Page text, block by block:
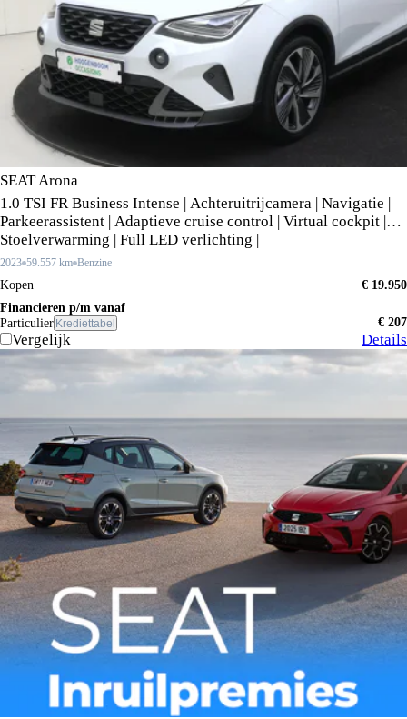
SEAT Arona
1.0 TSI FR Business Intense | Achteruitrijcamera | Navigatie |
Parkeerassistent | Adaptieve cruise control | Virtual cockpit |
Stoelverwarming | Full LED verlichting |
2023 59.557 km Benzine
Kopen
€ 19.950
Financieren p/m vanaf
Particulier Krediettabel € 207
Vergelijk Details